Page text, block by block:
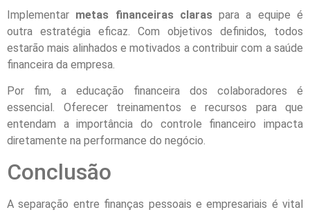
Implementar metas financeiras claraspara a equipe é
outra estratégia eficaz. Com objetivos definidos, todos
estarão mais alinhados e motivados a contribuir com a saúde
financeira da empresa.
Por fim, a educação financeira dos colaboradores é
essencial. Oferecer treinamentos e recursos para que
entendam a importância do controle financeiro impacta
diretamente na performance do negócio.
Conclusão
A separação entre finanças pessoais e empresariais é vital